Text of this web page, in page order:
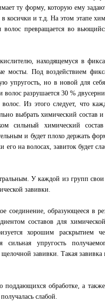
ту форму, которую ему
косички и т.д. На этом этапе
волос превращается во
находящемуся в
мосты. Под воздействием
упругость, но в новой для
разрушается 30 %
Из этого следует, что
выбрать химический состав и
сильный химический
и будет плохо держать
на волосах, завиток будет
У каждой из групп
завивки.
соединение, образующееся в
составов для
хорошим раскрытием
упругость
завивки. Такая
обработке, а
слабой.